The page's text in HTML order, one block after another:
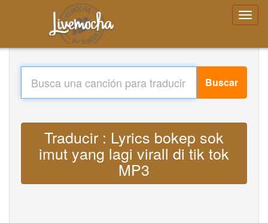
Buscar
Traducir : Lyrics bokep sok
imut yang lagi virall di tik tok
MP3